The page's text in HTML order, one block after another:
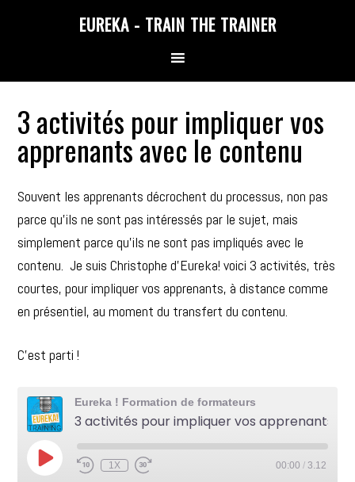
EUREKA - TRAIN THE TRAINER
3 activités pour impliquer vos
apprenants avec le contenu
Souvent les apprenants décrochent du processus, non pas
parce qu’ils ne sont pas intéressés par le sujet, mais
simplement parce qu’ils ne sont pas impliqués avec le
contenu. Je suis Christophe d’Eureka! voici 3 activités, très
courtes, pour impliquer vos apprenants, à distance comme
en présentiel, au moment du transfert du contenu.
C’est parti !
Eureka ! Formation de formateurs
1X 00:00 / 3.12